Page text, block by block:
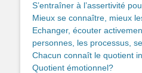
S’entraîner à l’assertivité
Mieux se connaître, mieux
Echanger, écouter
personnes, les processus,
Chacun connaît le quotient
Quotient émotionnel?